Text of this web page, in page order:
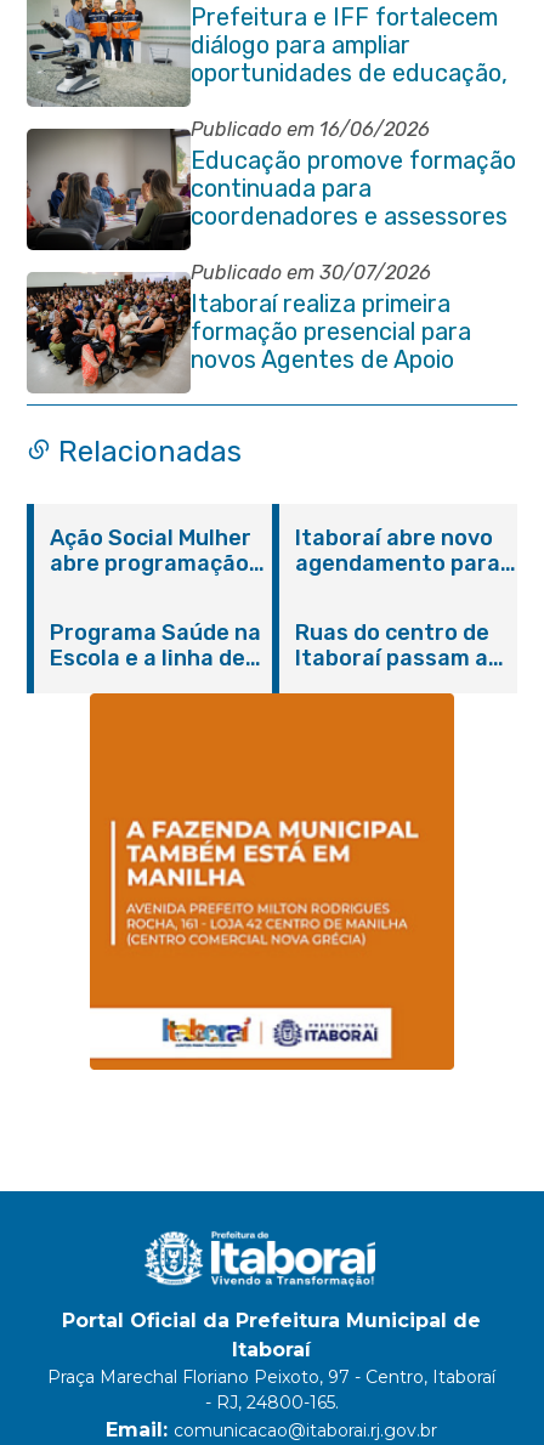
Prefeitura e IFF fortalecem
diálogo para ampliar
oportunidades de educação,
ciência e inovação em
Itaboraí
Publicado em 16/06/2026
Educação promove formação
continuada para
coordenadores e assessores
escolares da rede municipal
Publicado em 30/07/2026
Itaboraí realiza primeira
formação presencial para
novos Agentes de Apoio
Escolar
Relacionadas
Ação Social Mulher
abre programação
serviços gratuitos e
orientações
Itaboraí abre novo
agendamento para
Programa Saúde na
Escola e a linha de
Magalhães Seabra
Ruas do centro de
Itaboraí passam a
Portal Oficial da Prefeitura Municipal de
Itaboraí
Praça Marechal Floriano Peixoto, 97 - Centro, Itaboraí
- RJ, 24800-165.
Email: comunicacao@itaborai.rj.gov.br